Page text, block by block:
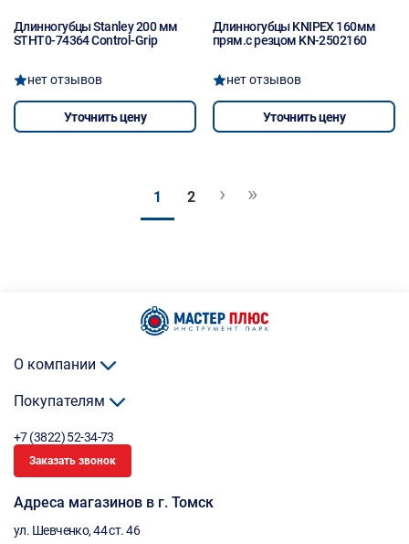
Длинногубцы Stanley 200 мм
STHT0-74364 Control-Grip
нет отзывов
Уточнить цену
Длинногубцы KNIPEX 160мм
прям.с резцом KN-2502160
нет отзывов
Уточнить цену
1 2 › »
О компании
Покупателям
+7 (3822) 52-34-73
Заказать звонок
Адреса магазинов в г. Томск
ул. Шевченко, 44 ст. 46